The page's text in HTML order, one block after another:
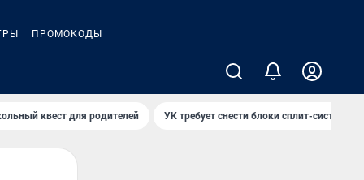
ПРОМОКОДЫ
квест для родителей УК требует снести блоки сплит-систем